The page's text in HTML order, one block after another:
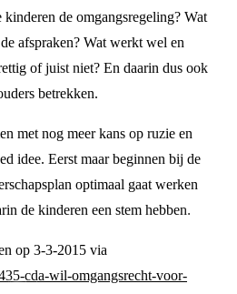
de omgangsregeling? Wat
afspraken? Wat werkt wel en
of juist niet? En daarin dus ook
betrekken.
met nog meer kans op ruzie en
idee. Eerst maar beginnen bij de
optimaal gaat werken
de kinderen een stem hebben.
op 3-3-2015 via
cda-wil-omgangsrecht-voor-